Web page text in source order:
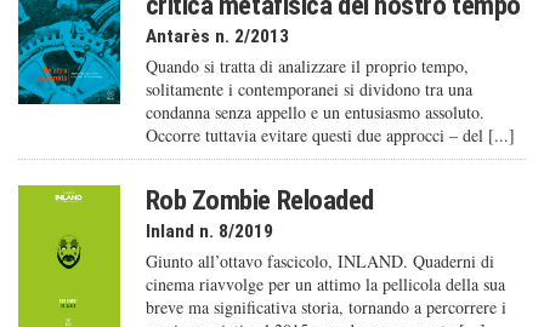
Antarès n. 2/2013
Quando si tratta di analizzare il proprio tempo,
solitamente i contemporanei si dividono tra una
condanna senza appello e un entusiasmo assoluto.
Occorre tuttavia evitare questi due approcci – del [...]
Rob Zombie Reloaded
Inland n. 8/2019
Giunto all’ottavo fascicolo, INLAND. Quaderni di
cinema riavvolge per un attimo la pellicola della sua
breve ma significativa storia, tornando a percorrere i